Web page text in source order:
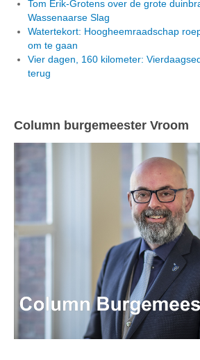
Tom Erik-Grotens over de grote
Wassenaarse Slag
Watertekort: Hoogheemraadschap
om te gaan
Vier dagen, 160 kilometer:
terug
Column burgemeester Vroom